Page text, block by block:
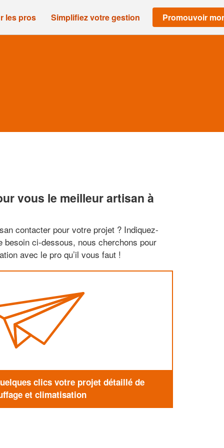
les pros Simplifiez votre gestion Promouvoir
vous le meilleur artisan à
contacter pour votre projet ? Indiquez-
besoin ci-dessous, nous cherchons pour
avec le pro qu’il vous faut !
clics votre projet détaillé de
et climatisation